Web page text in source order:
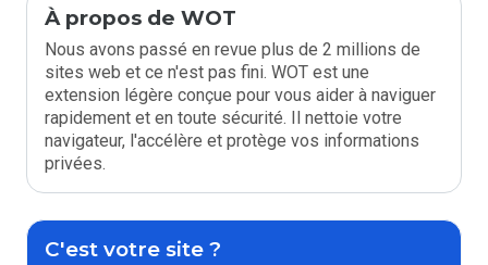
À propos de WOT
Nous avons passé en revue plus de 2 millions de
sites web et ce n'est pas fini. WOT est une
extension légère conçue pour vous aider à naviguer
rapidement et en toute sécurité. Il nettoie votre
navigateur, l'accélère et protège vos informations
privées.
C'est votre site ?